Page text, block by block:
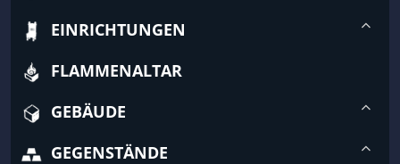
EINRICHTUNGEN
FLAMMENALTAR
GEBÄUDE
GEGENSTÄNDE